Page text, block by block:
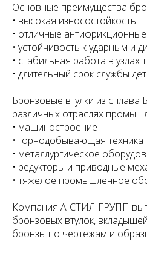
Основные преимущества
• высокая износостойкость
• отличные
• устойчивость к ударным и
• стабильная работа в узлах
• длительный срок службы
Бронзовые втулки из
различных отраслях
• машиностроение
• горнодобывающая техника
• металлургическое
• редукторы и приводные
• тяжелое промышленное
Компания А-СТИЛ ГРУПП
бронзовых втулок,
бронзы по чертежам и